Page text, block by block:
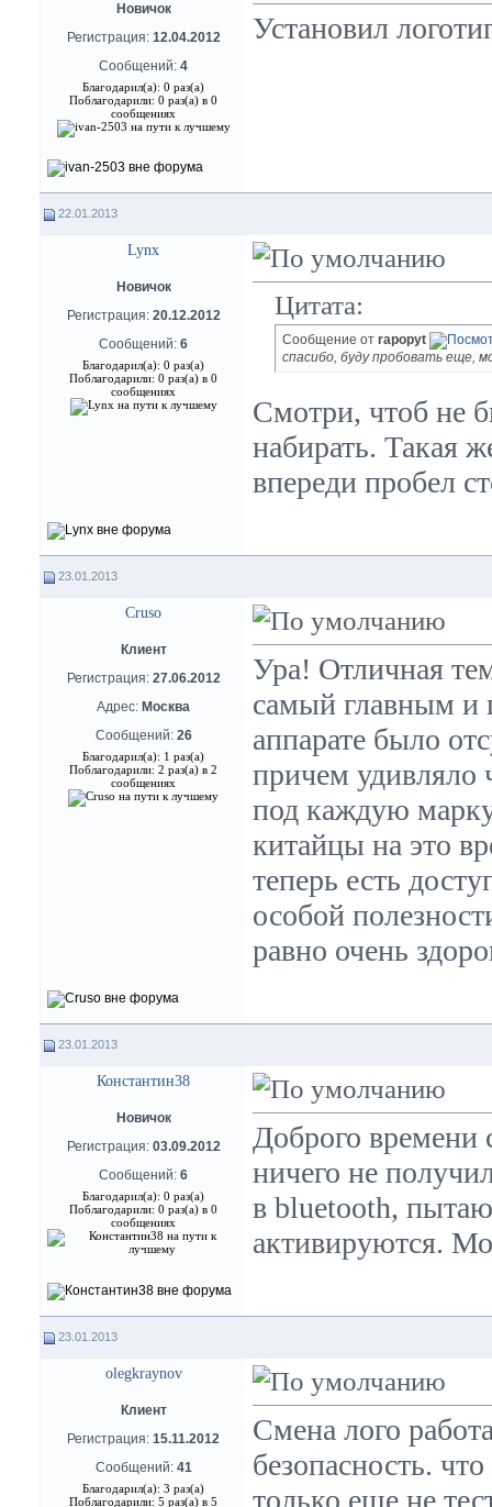
Новичок
Регистрация: 12.04.2012
Сообщений: 4
Благодарил(а): 0 раз(а)
Поблагодарили: 0 раз(а) в 0
сообщениях
Установил
22.01.2013
Lynx
Новичок
Регистрация: 20.12.2012
Сообщений: 6
Благодарил(а): 0 раз(а)
Поблагодарили: 0 раз(а) в 0
сообщениях
Цитата:
Сообщение от rapopyt
спасибо, буду пробовать еще,
Смотри, чтоб не
набирать. Такая
впереди пробел
23.01.2013
Cruso
Клиент
Регистрация: 27.06.2012
Адрес: Москва
Сообщений: 26
Благодарил(а): 1 раз(а)
Поблагодарили: 2 раз(а) в 2
сообщениях
Ура! Отличная
самый главным и
аппарате было
причем удивляло
под каждую
китайцы на это
теперь есть
особой
равно очень
23.01.2013
Константин38
Новичок
Регистрация: 03.09.2012
Сообщений: 6
Благодарил(а): 0 раз(а)
Поблагодарили: 0 раз(а) в 0
сообщениях
Доброго времени
ничего не
в bluetooth,
активируются.
23.01.2013
olegkraynov
Клиент
Регистрация: 15.11.2012
Сообщений: 41
Благодарил(а): 3 раз(а)
Поблагодарили: 5 раз(а) в 5
Смена лого
безопасность.
только еще не